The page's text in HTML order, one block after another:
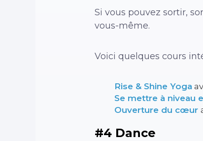
Si vous pouvez sortir,
vous-même.
Voici quelques cours
Rise & Shine Yoga
Se mettre à niveau
Ouverture du cœur
#4 Dance